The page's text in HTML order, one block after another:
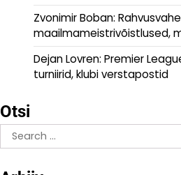
Zvonimir Boban:
maailmameistrivõistlused,
Dejan Lovren: Premier
turniirid, klubi verstapostid
Otsi
Search
for: